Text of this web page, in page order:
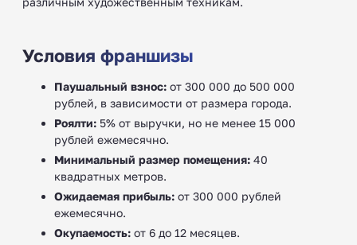
Условия франшизы
Паушальный взнос: от 300 000 до 500 000
рублей, в зависимости от размера города.
Роялти: 5% от выручки, но не менее 15 000
рублей ежемесячно.
Минимальный размер помещения: 40
квадратных метров.
Ожидаемая прибыль: от 300 000 рублей
ежемесячно.
Окупаемость: от 6 до 12 месяцев.